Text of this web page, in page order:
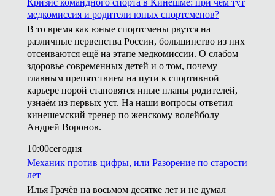
Кризис командного спорта в Кинешме: при чём тут
медкомиссия и родители юных спортсменов?
В то время как юные спортсмены рвутся на
различные первенства России, большинство из них
отсеиваются ещё на этапе медкомиссии. О слабом
здоровье современных детей и о том, почему
главным препятствием на пути к спортивной
карьере порой становятся иные планы родителей,
узнаём из первых уст. На наши вопросы ответил
кинешемский тренер по женскому волейболу
Андрей Воронов.
10:00сегодня
Механик против цифры, или Разорение по старости
лет
Илья Грачёв на восьмом десятке лет и не думал